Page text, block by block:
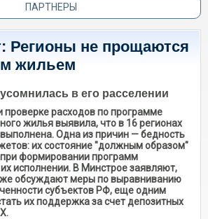
ПАРТНЕРЫ
Регионы не прощаются
жильем
в его расселении
проверке расходов по программе
жилья выявила, что в 16 регионах
Одна из причин — бедность
их состояние "должным образом"
формировании программ
исполнении. В Минстрое заявляют,
обсуждают меры по выравниванию
субъектов РФ, еще одним
их поддержка за счет депозитных